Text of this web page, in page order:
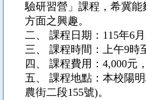
驗研習營」課程，希冀
方面之興趣。
二、
課程日期：115年6
三、
課程時間：上午9時
四、
課程費用：4,000元
五、
課程地點：本校陽
農街二段155號)。